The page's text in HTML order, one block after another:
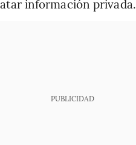
información privada.
PUBLICIDAD